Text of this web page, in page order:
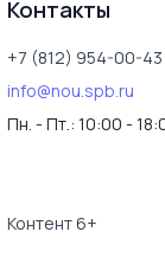
Контакты
+7 (812) 954-00-43
info@nou.spb.ru
Пн. - Пт.: 10:00 -
Контент 6+